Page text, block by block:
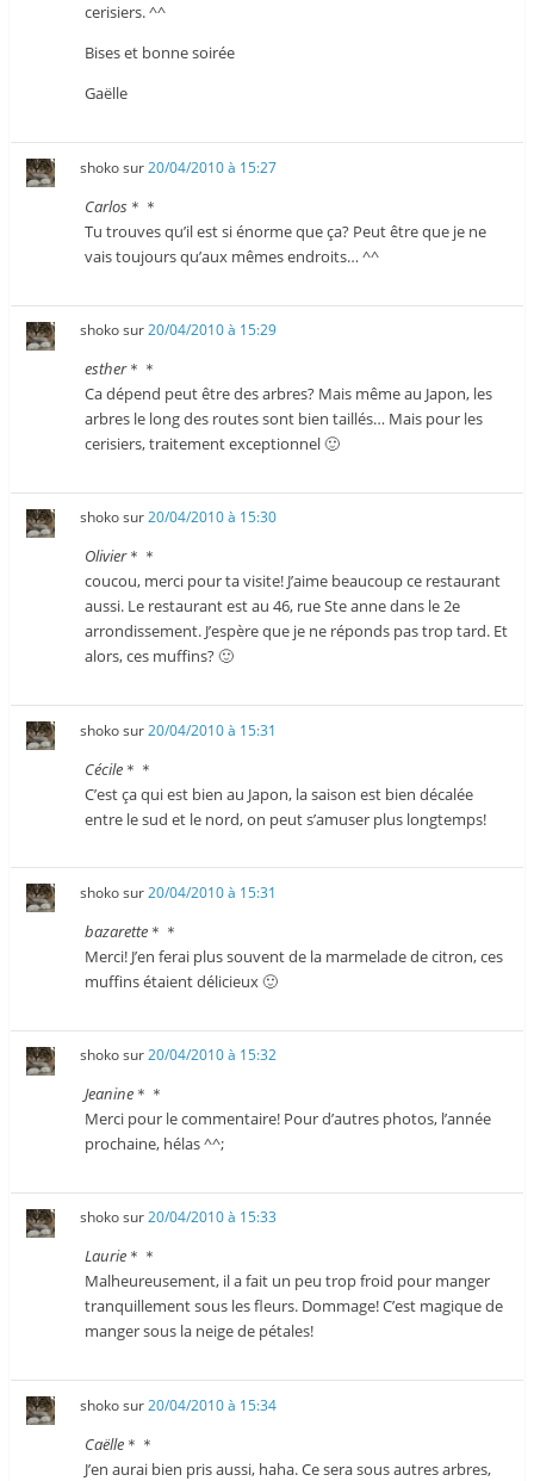
cerisiers. ^^
Bises et bonne soirée
Gaëlle
shokosur20/04/2010 à 15:27
Carlos ＊＊
Tu trouves qu’il est si énorme que ça? Peut être que je ne
vais toujours qu’aux mêmes endroits… ^^
shokosur20/04/2010 à 15:29
esther＊＊
Ca dépend peut être des arbres? Mais même au Japon, les
arbres le long des routes sont bien taillés… Mais pour les
cerisiers, traitement exceptionnel 🙂
shokosur20/04/2010 à 15:30
Olivier＊＊
coucou, merci pour ta visite! J’aime beaucoup ce restaurant
aussi. Le restaurant est au 46, rue Ste anne dans le 2e
arrondissement. J’espère que je ne réponds pas trop tard. Et
alors, ces muffins? 🙂
shokosur20/04/2010 à 15:31
Cécile ＊＊
C’est ça qui est bien au Japon, la saison est bien décalée
entre le sud et le nord, on peut s’amuser plus longtemps!
shokosur20/04/2010 à 15:31
bazarette ＊＊
Merci! J’en ferai plus souvent de la marmelade de citron, ces
muffins étaient délicieux 🙂
shokosur20/04/2010 à 15:32
Jeanine ＊＊
Merci pour le commentaire! Pour d’autres photos, l’année
prochaine, hélas ^^;
shokosur20/04/2010 à 15:33
Laurie ＊＊
Malheureusement, il a fait un peu trop froid pour manger
tranquillement sous les fleurs. Dommage! C’est magique de
manger sous la neige de pétales!
shokosur20/04/2010 à 15:34
Caëlle ＊＊
J’en aurai bien pris aussi, haha. Ce sera sous autres arbres,